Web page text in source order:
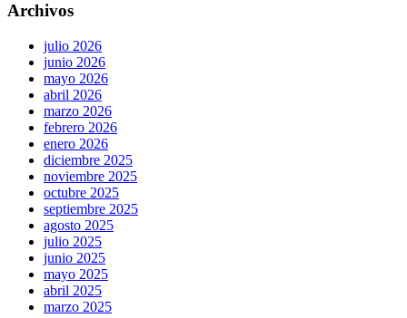
Archivos
julio 2026
junio 2026
mayo 2026
abril 2026
marzo 2026
febrero 2026
enero 2026
diciembre 2025
noviembre 2025
octubre 2025
septiembre 2025
agosto 2025
julio 2025
junio 2025
mayo 2025
abril 2025
marzo 2025